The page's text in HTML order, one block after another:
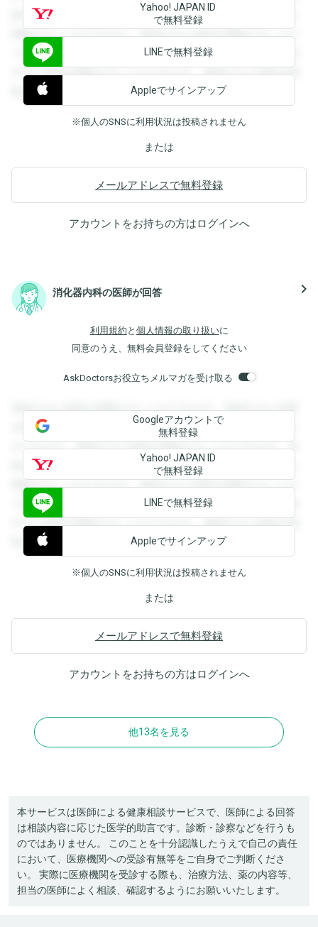
録すると回答を閲覧することができます。登録すると回答を
閲覧することができます。登録すると回答を閲覧することが
できます。登録すると回答を閲覧することができます。登録
すると回答を閲覧することができます。登録すると回答を閲
覧することができます。
Yahoo! JAPAN ID
で無料登録
LINEで無料登録
Appleでサインアップ
※個人のSNSに利用状況は投稿されません
または
メールアドレスで無料登録
アカウントをお持ちの方はログインへ
消化器内科の医師が回答 navigate_next
利用規約 と 個人情報の取り扱いに
同意のうえ、無料会員登録をしてください
AskDoctorsお役立ちメルマガを受け取る
登録すると回答を閲覧することができます。登録すると回答
を閲覧することができます。登録すると回答を閲覧すること
ができます。登録すると回答を閲覧することができます。登
録すると回答を閲覧することができます。登録すると回答を
閲覧することができます。登録すると回答を閲覧することが
できます。登録すると回答を閲覧することができます。登録
すると回答を閲覧することができます。登録すると回答を閲
覧することができます。
Googleアカウントで
無料登録
Yahoo! JAPAN ID
で無料登録
LINEで無料登録
Appleでサインアップ
※個人のSNSに利用状況は投稿されません
または
メールアドレスで無料登録
アカウントをお持ちの方はログインへ
他13名を見る
本サービスは医師による健康相談サービスで、医師による回答
は相談内容に応じた医学的助言です。診断・診察などを行うも
のではありません。 このことを十分認識したうえで自己の責任
において、医療機関への受診有無等をご自身でご判断くださ
い。 実際に医療機関を受診する際も、治療方法、薬の内容等、
担当の医師によく相談、確認するようにお願いいたします。